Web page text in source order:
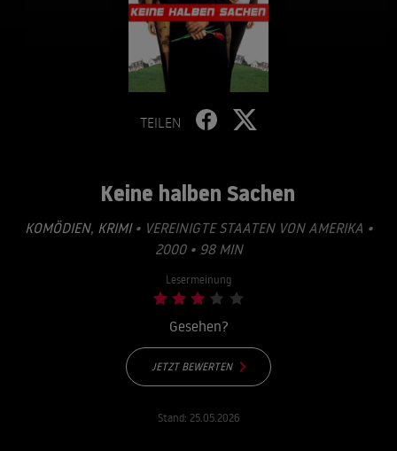
TEILEN
Keine halben Sachen
KOMÖDIEN, KRIMI• VEREINIGTE STAATEN VON AMERIKA •
2000 • 98 MIN
Lesermeinung
Gesehen?
JETZT BEWERTEN
Stand: 25.05.2026